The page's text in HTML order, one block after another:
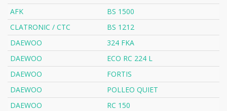
AFK
BS 1500
CLATRONIC / CTC
BS 1212
DAEWOO
324 FKA
DAEWOO
ECO RC 224 L
DAEWOO
FORTIS
DAEWOO
POLLEO QUIET
DAEWOO
RC 150